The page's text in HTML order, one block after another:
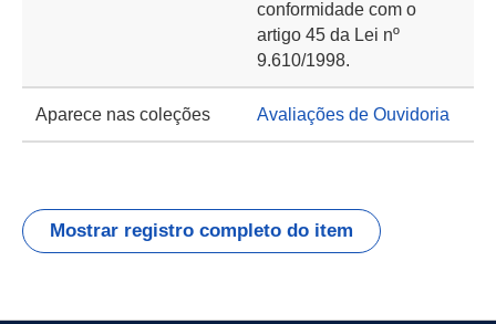
conformidade com o
artigo 45 da Lei nº
9.610/1998.
Aparece nas coleções Avaliações de Ouvidoria
Mostrar registro completo do item